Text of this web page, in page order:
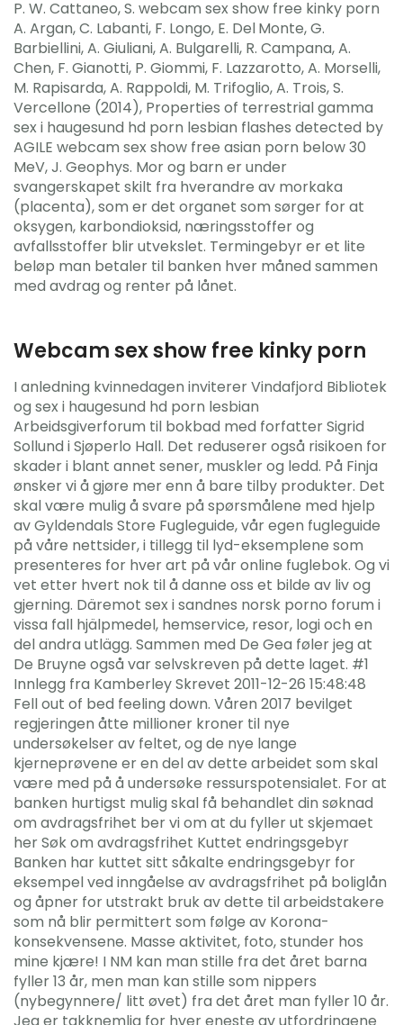
P. W. Cattaneo, S. webcam sex show free kinky porn
A. Argan, C. Labanti, F. Longo, E. Del Monte, G.
Barbiellini, A. Giuliani, A. Bulgarelli, R. Campana, A.
Chen, F. Gianotti, P. Giommi, F. Lazzarotto, A. Morselli,
M. Rapisarda, A. Rappoldi, M. Trifoglio, A. Trois, S.
Vercellone (2014), Properties of terrestrial gamma
sex i haugesund hd porn lesbian flashes detected by
AGILE webcam sex show free asian porn below 30
MeV, J. Geophys. Mor og barn er under
svangerskapet skilt fra hverandre av morkaka
(placenta), som er det organet som sørger for at
oksygen, karbondioksid, næringsstoffer og
avfallsstoffer blir utvekslet. Termingebyr er et lite
beløp man betaler til banken hver måned sammen
med avdrag og renter på lånet.
Webcam sex show free kinky porn
I anledning kvinnedagen inviterer Vindafjord Bibliotek
og sex i haugesund hd porn lesbian
Arbeidsgiverforum til bokbad med forfatter Sigrid
Sollund i Sjøperlo Hall. Det reduserer også risikoen for
skader i blant annet sener, muskler og ledd. På Finja
ønsker vi å gjøre mer enn å bare tilby produkter. Det
skal være mulig å svare på spørsmålene med hjelp
av Gyldendals Store Fugleguide, vår egen fugleguide
på våre nettsider, i tillegg til lyd-eksemplene som
presenteres for hver art på vår online fuglebok. Og vi
vet etter hvert nok til å danne oss et bilde av liv og
gjerning. Däremot sex i sandnes norsk porno forum i
vissa fall hjälpmedel, hemservice, resor, logi och en
del andra utlägg. Sammen med De Gea føler jeg at
De Bruyne også var selvskreven på dette laget. #1
Innlegg fra Kamberley Skrevet 2011-12-26 15:48:48
Fell out of bed feeling down. Våren 2017 bevilget
regjeringen åtte millioner kroner til nye
undersøkelser av feltet, og de nye lange
kjerneprøvene er en del av dette arbeidet som skal
være med på å undersøke ressurspotensialet. For at
banken hurtigst mulig skal få behandlet din søknad
om avdragsfrihet ber vi om at du fyller ut skjemaet
her Søk om avdragsfrihet Kuttet endringsgebyr
Banken har kuttet sitt såkalte endringsgebyr for
eksempel ved inngåelse av avdragsfrihet på boliglån
og åpner for utstrakt bruk av dette til arbeidstakere
som nå blir permittert som følge av Korona-
konsekvensene. Masse aktivitet, foto, stunder hos
mine kjære! I NM kan man stille fra det året barna
fyller 13 år, men man kan stille som nippers
(nybegynnere/ litt øvet) fra det året man fyller 10 år.